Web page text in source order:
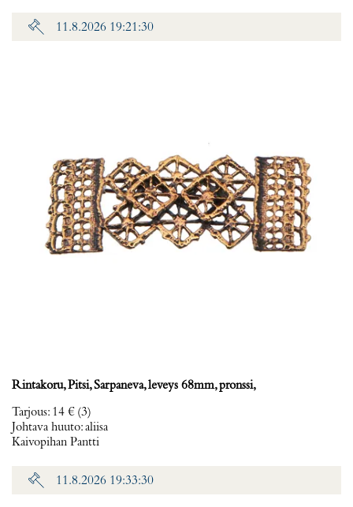
11.8.2026 19:21:30
Rintakoru, Pitsi, Sarpaneva, leveys 68mm, pronssi,
Tarjous: 14 € (3)
Johtava huuto:aliisa
Kaivopihan Pantti
11.8.2026 19:33:30